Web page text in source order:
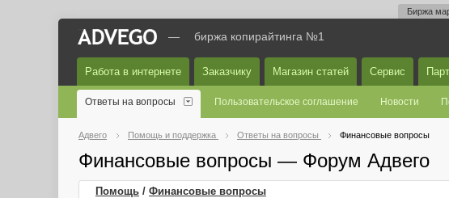
Биржа
— биржа копирайтинга №1
Работа в интернете Заказчику Магазин статей Сервис
Ответы на вопросы Пользовательское соглашение Новости
Адвего Помощь и поддержка Ответы на вопросы Финансовые вопросы
Финансовые вопросы — Форум Адвего
Помощь / Финансовые вопросы